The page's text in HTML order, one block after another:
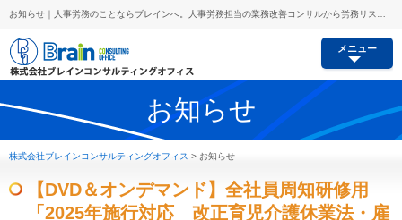
メニュー
お知らせ
株式会社ブレインコンサルティングオフィス > お知らせ
【DVD＆オンデマンド】全社員周知研修用
「2025年施行対応 改正育児介護休業法・雇